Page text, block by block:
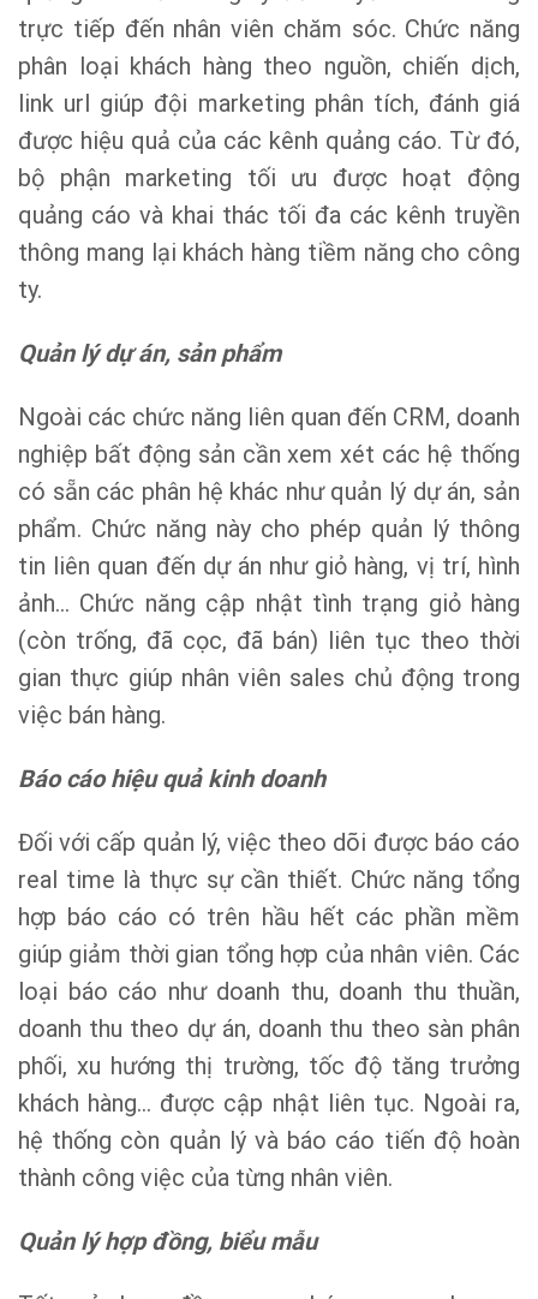
trực tiếp đến nhân viên chăm sóc. Chức năng
phân loại khách hàng theo nguồn, chiến dịch,
link url giúp đội marketing phân tích, đánh giá
được hiệu quả của các kênh quảng cáo. Từ đó,
bộ phận marketing tối ưu được hoạt động
quảng cáo và khai thác tối đa các kênh truyền
thông mang lại khách hàng tiềm năng cho công
ty.
Quản lý dự án, sản phẩm
Ngoài các chức năng liên quan đến CRM, doanh
nghiệp bất động sản cần xem xét các hệ thống
có sẵn các phân hệ khác như quản lý dự án, sản
phẩm. Chức năng này cho phép quản lý thông
tin liên quan đến dự án như giỏ hàng, vị trí, hình
ảnh… Chức năng cập nhật tình trạng giỏ hàng
(còn trống, đã cọc, đã bán) liên tục theo thời
gian thực giúp nhân viên sales chủ động trong
việc bán hàng.
Báo cáo hiệu quả kinh doanh
Đối với cấp quản lý, việc theo dõi được báo cáo
real time là thực sự cần thiết. Chức năng tổng
hợp báo cáo có trên hầu hết các phần mềm
giúp giảm thời gian tổng hợp của nhân viên. Các
loại báo cáo như doanh thu, doanh thu thuần,
doanh thu theo dự án, doanh thu theo sàn phân
phối, xu hướng thị trường, tốc độ tăng trưởng
khách hàng… được cập nhật liên tục. Ngoài ra,
hệ thống còn quản lý và báo cáo tiến độ hoàn
thành công việc của từng nhân viên.
Quản lý hợp đồng, biểu mẫu